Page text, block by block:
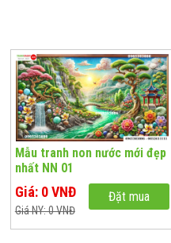
Mẫu tranh non nước mới đẹp
nhất NN 01
Giá: 0 VNĐ
Giá NY: 0 VNĐ
Đặt mua